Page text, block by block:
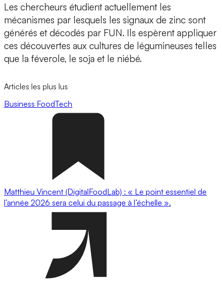
Les chercheurs étudient actuellement les
mécanismes par lesquels les signaux de zinc sont
générés et décodés par FUN. Ils espèrent appliquer
ces découvertes aux cultures de légumineuses telles
que la féverole, le soja et le niébé.
Articles les plus lus
Business FoodTech
Matthieu Vincent (DigitalFoodLab) : « Le point essentiel de
l’année 2026 sera celui du passage à l’échelle ».